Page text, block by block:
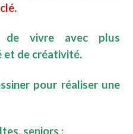
de vivre avec plus
et de créativité.
pour réaliser une
seniors :